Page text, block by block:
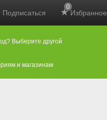
Подписаться Избранное
0
Выберите другой
и магазинам